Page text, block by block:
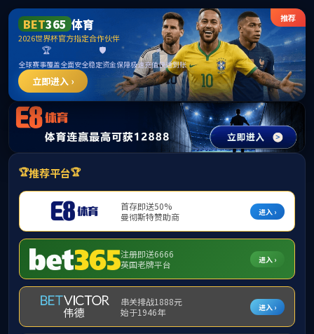
中国·必威(bw·西汉姆联)有限公司-Official
website
提示：访问地址无效，a1/1e/c320a237854/http:/yjszs找不到对应的栏
目！
首页